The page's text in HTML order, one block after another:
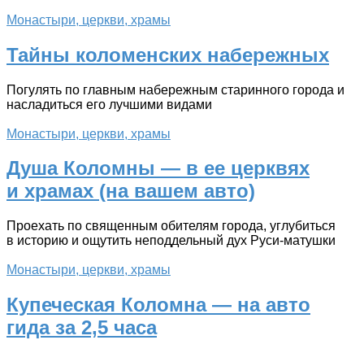
Монастыри, церкви, храмы
Тайны коломенских набережных
Погулять по главным набережным старинного города и
насладиться его лучшими видами
Монастыри, церкви, храмы
Душа Коломны — в ее церквях
и храмах (на вашем авто)
Проехать по священным обителям города, углубиться
в историю и ощутить неподдельный дух Руси-матушки
Монастыри, церкви, храмы
Купеческая Коломна — на авто
гида за 2,5 часа